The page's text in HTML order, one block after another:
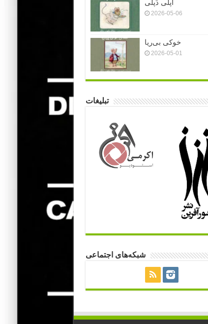
اَپلی دَپلی
2026-05-06
خوکی بی‌ریا
2026-05-01
تبلیغات
شبکه‌های اجتماعی